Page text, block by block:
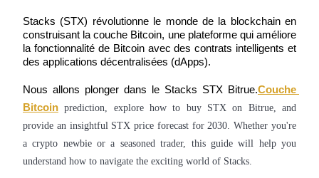
Futures COIN-M
Contrats à terme sur crypto-monnaie
Stacks (STX) révolutionne le monde de la blockchain en
construisant la couche Bitcoin, une plateforme qui améliore
la fonctionnalité de Bitcoin avec des contrats intelligents et
des applications décentralisées (dApps).
Nous allons plonger dans le Stacks STX Bitrue.Couche
Bitcoin prediction, explore how to buy STX on Bitrue, and
provide an insightful STX price forecast for 2030. Whether you're
a crypto newbie or a seasoned trader, this guide will help you
understand how to navigate the exciting world of Stacks.